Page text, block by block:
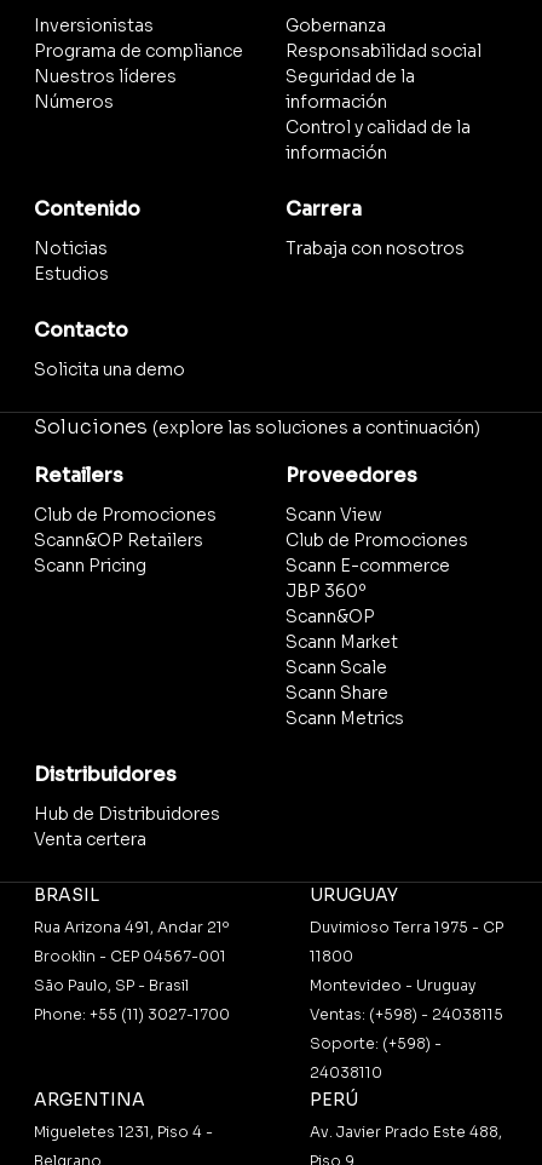
Inversionistas
Programa de compliance
Nuestros líderes
Números
Gobernanza
Responsabilidad social
Seguridad de la
información
Control y calidad de la
información
Contenido
Noticias
Estudios
Carrera
Trabaja con nosotros
Contacto
Solicita una demo
Soluciones (explore las soluciones a continuación)
Retailers
Club de Promociones
Scann&OP Retailers
Scann Pricing
Proveedores
Scann View
Club de Promociones
Scann E-commerce
JBP 360º
Scann&OP
Scann Market
Scann Scale
Scann Share
Scann Metrics
Distribuidores
Hub de Distribuidores
Venta certera
BRASIL
Rua Arizona 491, Andar 21º
Brooklin - CEP 04567-001
São Paulo, SP - Brasil
Phone: +55 (11) 3027-1700
URUGUAY
Duvimioso Terra 1975 - CP
11800
Montevideo - Uruguay
Ventas: (+598) - 24038115
Soporte: (+598) -
24038110
ARGENTINA
Migueletes 1231, Piso 4 -
Belgrano
PERÚ
Av. Javier Prado Este 488,
Piso 9